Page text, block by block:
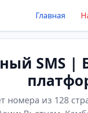
Главная
SMS |
номера из 128